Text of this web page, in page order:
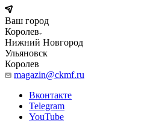
Ваш город
Королев
Нижний Новгород
Ульяновск
Королев
magazin@ckmf.ru
Вконтакте
Telegram
YouTube